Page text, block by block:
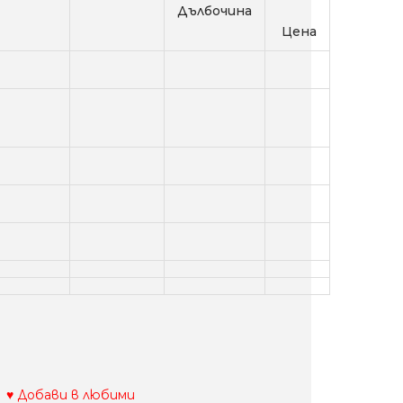
Дълбочина
Цена
♥ Добави в любими